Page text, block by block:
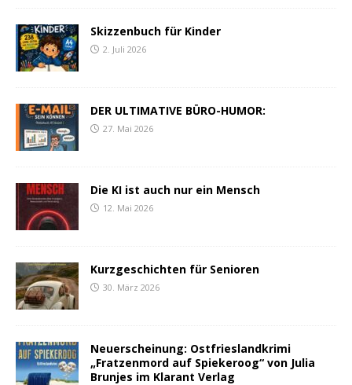
Skizzenbuch für Kinder
2. Juli 2026
DER ULTIMATIVE BÜRO-HUMOR:
27. Mai 2026
Die KI ist auch nur ein Mensch
12. Mai 2026
Kurzgeschichten für Senioren
30. März 2026
Neuerscheinung: Ostfrieslandkrimi
„Fratzenmord auf Spiekeroog“ von Julia
Brunjes im Klarant Verlag